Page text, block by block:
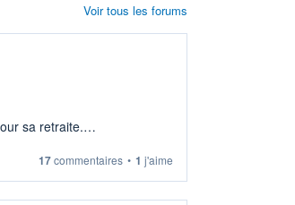
sa retraite.
17commentaires • 1 j'aime
Voir tous les forums